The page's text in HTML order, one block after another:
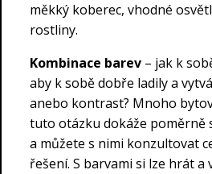
měkký koberec, vhodné
rostliny.
Kombinace barev – jak k
aby k sobě dobře ladily a
anebo kontrast? Mnoho
tuto otázku dokáže poměrně
a můžete s nimi konzultovat
řešení. S barvami si lze hrát a